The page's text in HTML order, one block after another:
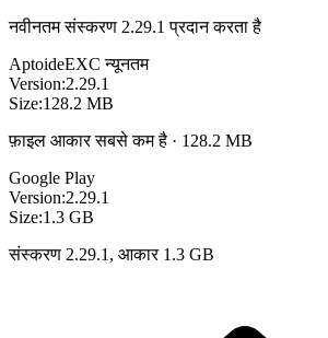
नवीनतम संस्करण 2.29.1 प्रदान करता है
AptoideEXC न्यूनतम
Version:2.29.1
Size:128.2 MB
फ़ाइल आकार सबसे कम है · 128.2 MB
Google Play
Version:2.29.1
Size:1.3 GB
संस्करण 2.29.1, आकार 1.3 GB